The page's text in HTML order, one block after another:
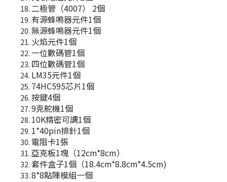
二極管（4007） 2個
有源蜂鳴器元件1個
無源蜂鳴器元件1個
火焰元件1個
一位數碼管1個
四位數碼管1個
LM35元件1個
74HC595芯片1個
按鍵4個
9克舵機1個
10K精密可調1個
1*40pin排針1個
電阻卡1張
亞克板1塊（12cm*8cm）
套件盒子1個（18.4cm*8.8cm*4.5cm)
8*8點陣模組一個